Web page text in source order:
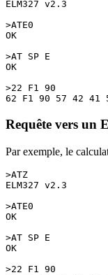
ELM327 v2.3
>ATE0
OK
>AT SP E
OK
>22 F1 90
Requête vers un
Par exemple, le
>ATZ
ELM327 v2.3
>ATE0
OK
>AT SP E
OK
>22 F1 90